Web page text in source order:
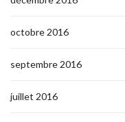
octobre 2016
septembre 2016
juillet 2016